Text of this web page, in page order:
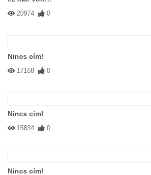
20974 0
Nincs cím!
17168 0
Nincs cím!
15834 0
Nincs cím!